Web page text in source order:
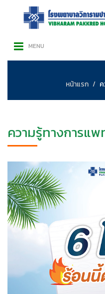
MENU
หน้าแรก
ความรู้ทางการแ